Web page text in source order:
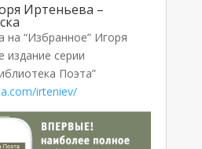
Иртеньева –
на “Избранное” Игоря
издание серии
Поэта”
irteniev/